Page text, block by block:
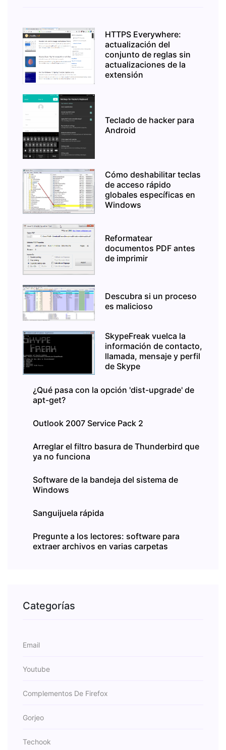
HTTPS Everywhere:
actualización del
conjunto de reglas sin
actualizaciones de la
extensión
Teclado de hacker para
Android
Cómo deshabilitar teclas
de acceso rápido
globales específicas en
Windows
Reformatear
documentos PDF antes
de imprimir
Descubra si un proceso
es malicioso
SkypeFreak vuelca la
información de contacto,
llamada, mensaje y perfil
de Skype
¿Qué pasa con la opción 'dist-upgrade' de
apt-get?
Outlook 2007 Service Pack 2
Arreglar el filtro basura de Thunderbird que
ya no funciona
Software de la bandeja del sistema de
Windows
Sanguijuela rápida
Pregunte a los lectores: software para
extraer archivos en varias carpetas
Categorías
Email
Youtube
Complementos De Firefox
Gorjeo
Techook